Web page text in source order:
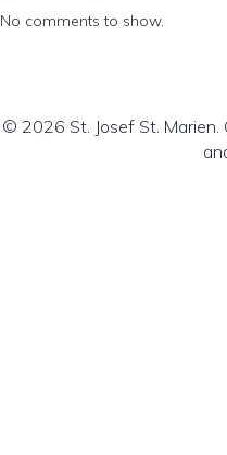
No comments to show.
© 2026 St. Josef St.